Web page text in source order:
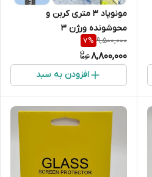
مونوپاد 3 متری کربن و
محوشونده ورژن 3
تلسین{اصلی}
9,500,000
7%
8,800,000
افزودن به سبد